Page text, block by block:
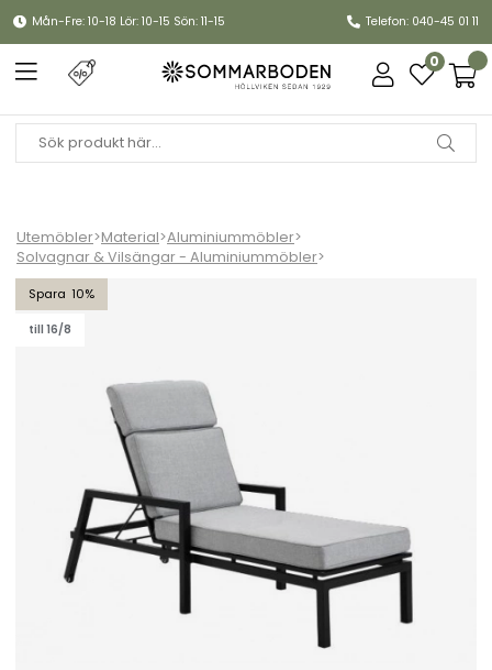
Mån-Fre: 10-18 Lör: 10-15 Sön: 11-15 Telefon: 040-45 01 11
0
Utemöbler>Material>Aluminiummöbler>
Solvagnar & Vilsängar - Aluminiummöbler>
10
till 16/8
Belfort vilsäng - svart/pearl grey dyna